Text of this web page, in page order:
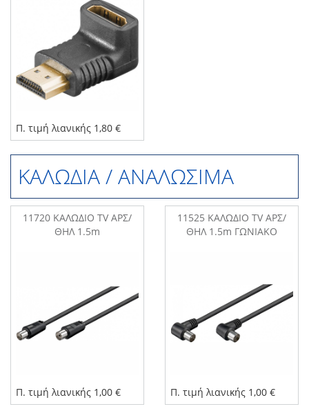
Π. τιμή λιανικής 1,80 €
ΚΑΛΩΔΙΑ / ΑΝΑΛΩΣΙΜΑ
11720 ΚΑΛΩΔΙΟ TV ΑΡΣ/
ΘΗΛ 1.5m
Π. τιμή λιανικής 1,00 €
11525 ΚΑΛΩΔΙΟ TV ΑΡΣ/
ΘΗΛ 1.5m ΓΩΝΙΑΚΟ
Π. τιμή λιανικής 1,00 €